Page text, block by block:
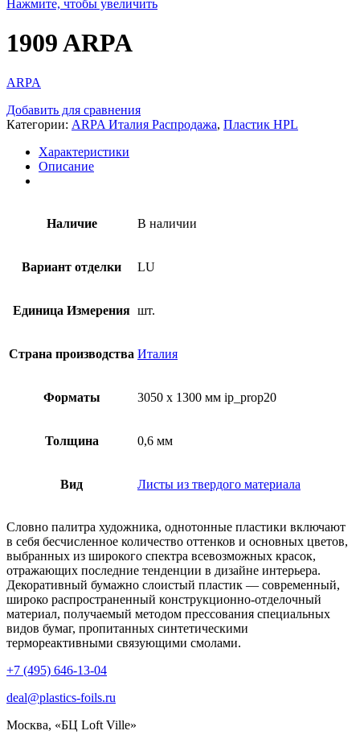
Нажмите, чтобы увеличить
1909 ARPA
ARPA
Добавить для сравнения
Категории: ARPA Италия Распродажа, Пластик HPL
Характеристики
Описание
Наличие В наличии
Вариант отделки LU
Единица Измерения шт.
Страна производства Италия
Форматы 3050 x 1300 мм ip_prop20
Толщина 0,6 мм
Вид Листы из твердого материала
Словно палитра художника, однотонные пластики включают
в себя бесчисленное количество оттенков и основных цветов,
выбранных из широкого спектра всевозможных красок,
отражающих последние тенденции в дизайне интерьера.
Декоративный бумажно слоистый пластик — современный,
широко распространенный конструкционно-отделочный
материал, получаемый методом прессования специальных
видов бумаг, пропитанных синтетическими
термореактивными связующими смолами.
+7 (495) 646-13-04
deal@plastics-foils.ru
Москва, «БЦ Loft Ville»